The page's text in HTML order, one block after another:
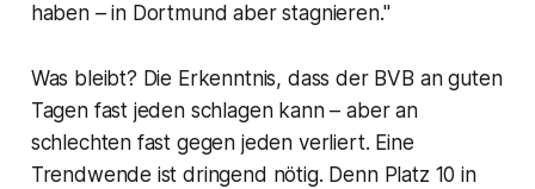
haben – in Dortmund aber stagnieren."
Was bleibt? Die Erkenntnis, dass der BVB an guten
Tagen fast jeden schlagen kann – aber an
schlechten fast gegen jeden verliert. Eine
Trendwende ist dringend nötig. Denn Platz 10 in